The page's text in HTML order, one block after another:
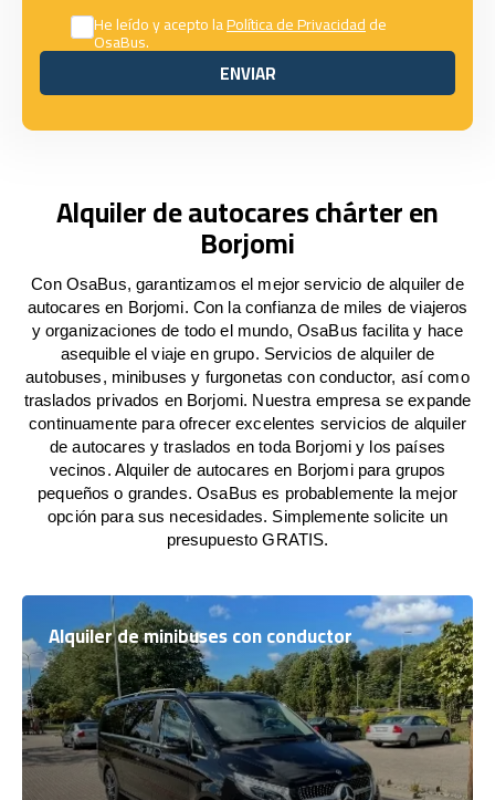
He leído y acepto laPolítica de Privacidadde
OsaBus.
ENVIAR
ENVIAR
Alquiler de autocares chárter en
Borjomi
Con OsaBus, garantizamos el mejor servicio de alquiler de
autocares en Borjomi. Con la confianza de miles de viajeros
y organizaciones de todo el mundo, OsaBus facilita y hace
asequible el viaje en grupo. Servicios de alquiler de
autobuses, minibuses y furgonetas con conductor, así como
traslados privados en Borjomi. Nuestra empresa se expande
continuamente para ofrecer excelentes servicios de alquiler
de autocares y traslados en toda Borjomi y los países
vecinos. Alquiler de autocares en Borjomi para grupos
pequeños o grandes. OsaBus es probablemente la mejor
opción para sus necesidades. Simplemente solicite un
presupuesto GRATIS.
Alquiler de minibuses con conductor